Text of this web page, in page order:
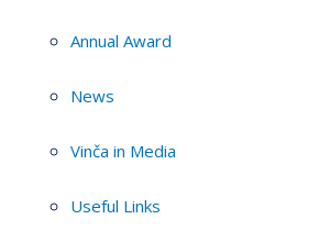
Annual Award
News
Vinča in Media
Useful Links